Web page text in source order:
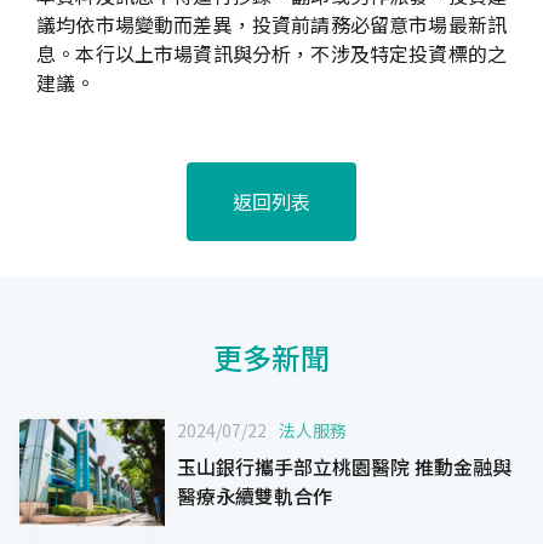
議均依市場變動而差異，投資前請務必留意市場最新訊
息。本行以上市場資訊與分析，不涉及特定投資標的之
建議。
返回列表
更多新聞
2024/07/22 法人服務
玉山銀行攜手部立桃園醫院 推動金融與
醫療永續雙軌合作